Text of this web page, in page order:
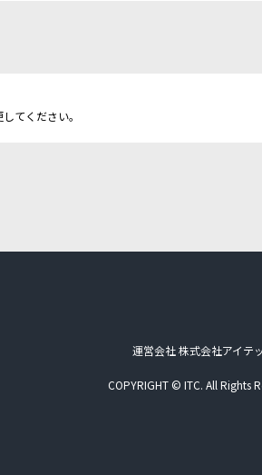
てください。
運営会社 株式会社アイテ
COPYRIGHT © ITC. All Rights